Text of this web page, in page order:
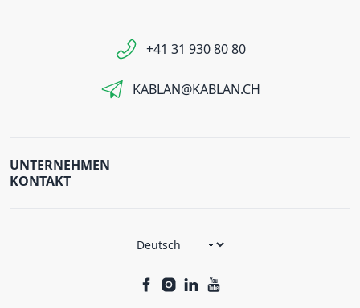
+41 31 930 80 80
KABLAN@KABLAN.CH
UNTERNEHMEN
KONTAKT